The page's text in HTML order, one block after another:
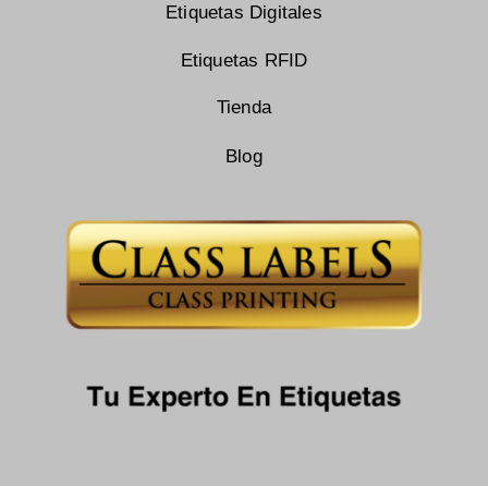
Etiquetas Digitales
Etiquetas RFID
Tienda
Blog